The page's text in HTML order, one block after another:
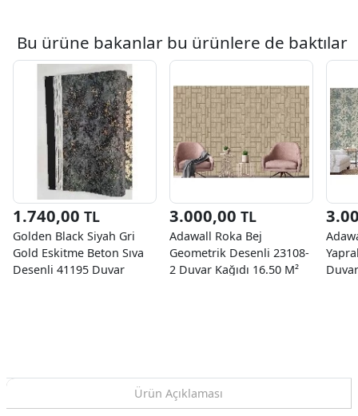
Bu ürüne bakanlar bu ürünlere de baktılar
1.740,00 TL
Golden Black Siyah Gri
Gold Eskitme Beton Sıva
Desenli 41195 Duvar
3.000,00 TL
Adawall Roka Bej
Geometrik Desenli 23108-
2 Duvar Kağıdı 16.50 M²
Ürün Açıklaması